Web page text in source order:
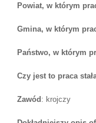
Powiat, w którym
Gmina, w którym
Państwo, w którym
Czy jest to praca
Zawód: krojczy